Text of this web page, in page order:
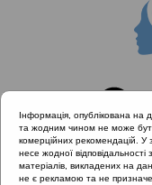
Інформація, опублікована на
та жодним чином не може
комерційних рекомендацій. У
несе жодної
матеріалів, викладених на
не є рекламою та не